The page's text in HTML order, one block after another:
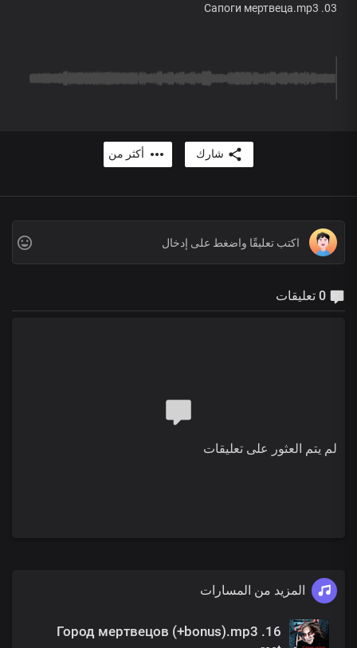
03. Сапоги мертвеца.mp3
شارك أكثر من
لم يتم العثور على تعليقات
المزيد من المسارات
16. Город мертвецов (+bonus).mp3